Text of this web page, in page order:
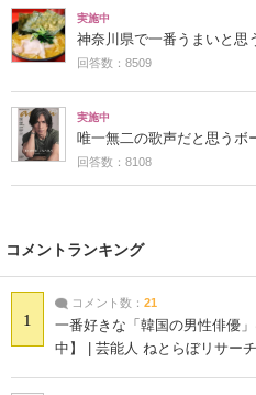
実施中
神奈川県で一番うまいと思
回答数：8509
実施中
唯一無二の歌声だと思うボ
回答数：8108
コメントランキング
1
コメント数： 21
一番好きな「韓国の男性俳優
中】 | 芸能人 ねとらぼリサーチ